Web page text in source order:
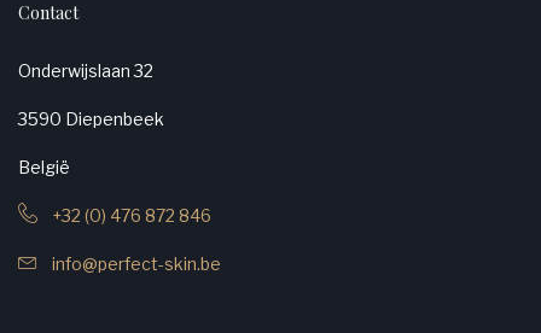
Contact
Onderwijslaan 32
3590 Diepenbeek
België
+32 (0) 476 872 846
info@perfect-skin.be